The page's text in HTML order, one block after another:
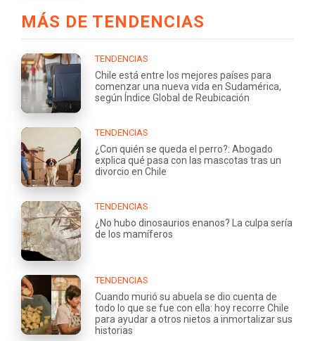
MÁS DE TENDENCIAS
TENDENCIAS
Chile está entre los mejores países para
comenzar una nueva vida en Sudamérica,
según Índice Global de Reubicación
TENDENCIAS
¿Con quién se queda el perro?: Abogado
explica qué pasa con las mascotas tras un
divorcio en Chile
TENDENCIAS
¿No hubo dinosaurios enanos? La culpa sería
de los mamíferos
TENDENCIAS
Cuando murió su abuela se dio cuenta de
todo lo que se fue con ella: hoy recorre Chile
para ayudar a otros nietos a inmortalizar sus
historias